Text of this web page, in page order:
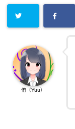
侑（Yuu）